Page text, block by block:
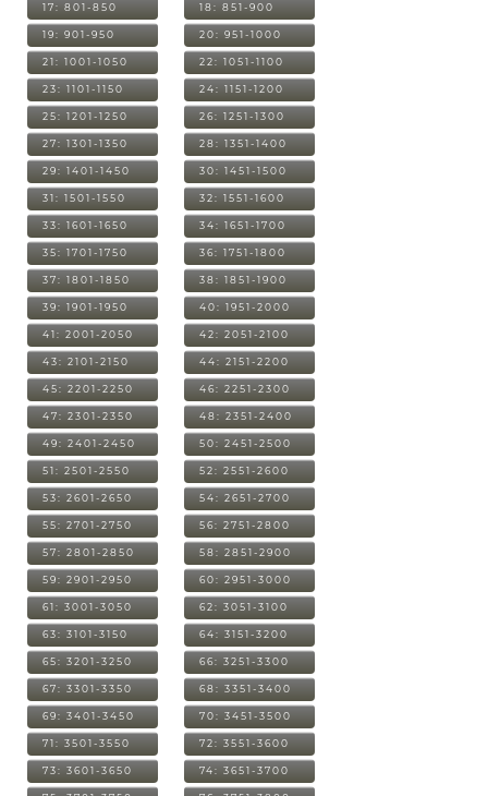
17: 801-850 18: 851-900
19: 901-950 20: 951-1000
21: 1001-1050 22: 1051-1100
23: 1101-1150 24: 1151-1200
25: 1201-1250 26: 1251-1300
27: 1301-1350 28: 1351-1400
29: 1401-1450 30: 1451-1500
31: 1501-1550 32: 1551-1600
33: 1601-1650 34: 1651-1700
35: 1701-1750 36: 1751-1800
37: 1801-1850 38: 1851-1900
39: 1901-1950 40: 1951-2000
41: 2001-2050 42: 2051-2100
43: 2101-2150 44: 2151-2200
45: 2201-2250 46: 2251-2300
47: 2301-2350 48: 2351-2400
49: 2401-2450 50: 2451-2500
51: 2501-2550 52: 2551-2600
53: 2601-2650 54: 2651-2700
55: 2701-2750 56: 2751-2800
57: 2801-2850 58: 2851-2900
59: 2901-2950 60: 2951-3000
61: 3001-3050 62: 3051-3100
63: 3101-3150 64: 3151-3200
65: 3201-3250 66: 3251-3300
67: 3301-3350 68: 3351-3400
69: 3401-3450 70: 3451-3500
71: 3501-3550 72: 3551-3600
73: 3601-3650 74: 3651-3700